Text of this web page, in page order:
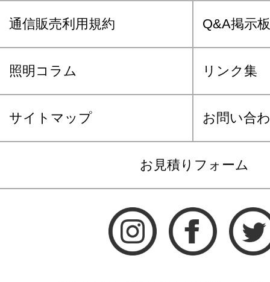
通信販売利用規約 Q&A掲示板
照明コラム リンク集
サイトマップ お問い合
お見積りフォーム